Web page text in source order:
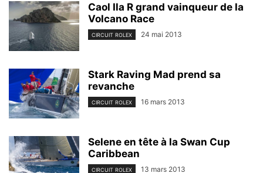
Caol Ila R grand vainqueur de la
Volcano Race
CIRCUIT ROLEX 24 mai 2013
Stark Raving Mad prend sa
revanche
CIRCUIT ROLEX 16 mars 2013
Selene en tête à la Swan Cup
Caribbean
CIRCUIT ROLEX 13 mars 2013